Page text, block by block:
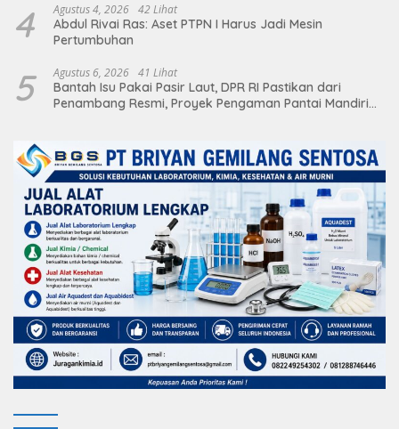
4 Agustus 4, 2026 42 Lihat
Abdul Rivai Ras: Aset PTPN I Harus Jadi Mesin
Pertumbuhan
5 Agustus 6, 2026 41 Lihat
Bantah Isu Pakai Pasir Laut, DPR RI Pastikan dari
Penambang Resmi, Proyek Pengaman Pantai Mandiri